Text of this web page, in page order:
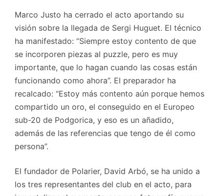
Marco Justo ha cerrado el acto aportando su
visión sobre la llegada de Sergi Huguet. El técnico
ha manifestado: “Siempre estoy contento de que
se incorporen piezas al puzzle, pero es muy
importante, que lo hagan cuando las cosas están
funcionando como ahora”. El preparador ha
recalcado: “Estoy más contento aún porque hemos
compartido un oro, el conseguido en el Europeo
sub-20 de Podgorica, y eso es un añadido,
además de las referencias que tengo de él como
persona”.
El fundador de Polarier, David Arbó, se ha unido a
los tres representantes del club en el acto, para